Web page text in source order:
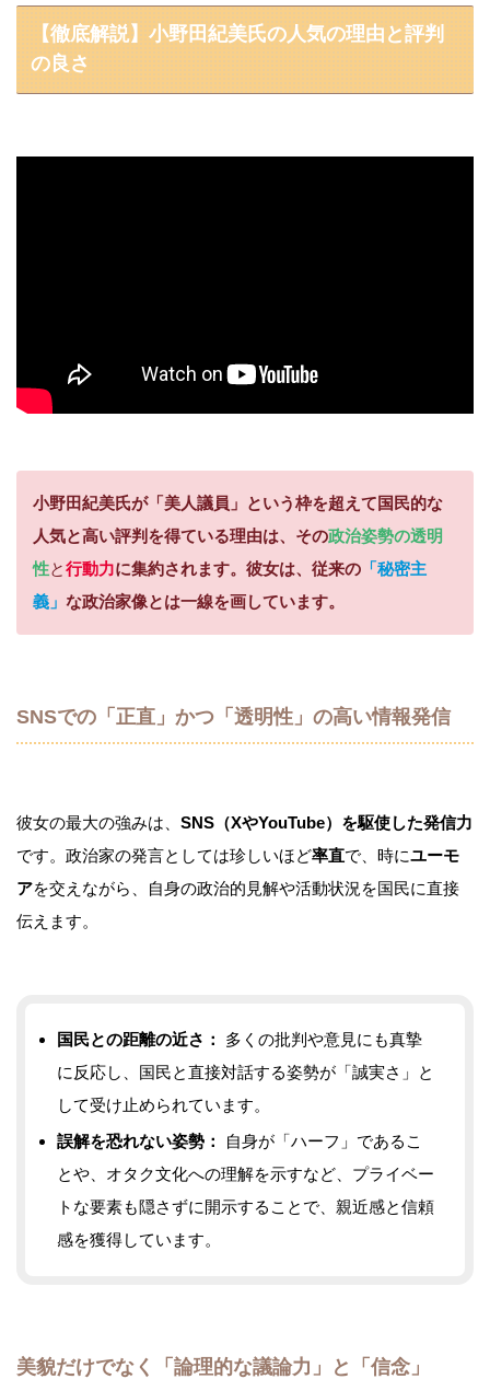
【徹底解説】小野田紀美氏の人気の理由と評判
の良さ
小野田紀美氏が「美人議員」という枠を超えて国民的な
人気と高い評判を得ている理由は、その政治姿勢の透明
性と行動力に集約されます。彼女は、従来の 「秘密主
義」 な政治家像とは一線を画しています。
SNSでの「正直」かつ「透明性」の高い情報発信
彼女の最大の強みは、 SNS（XやYouTube）を駆使した発信力
です。政治家の発言としては珍しいほど率直で、時にユーモ
アを交えながら、自身の政治的見解や活動状況を国民に直接
伝えます。
国民との距離の近さ：
多くの批判や意見にも真摯
に反応し、国民と直接対話する姿勢が「誠実さ」と
して受け止められています。
誤解を恐れない姿勢：
自身が「ハーフ」であるこ
とや、オタク文化への理解を示すなど、プライベー
トな要素も隠さずに開示することで、親近感と信頼
感を獲得しています。
美貌だけでなく「論理的な議論力」と「信念」